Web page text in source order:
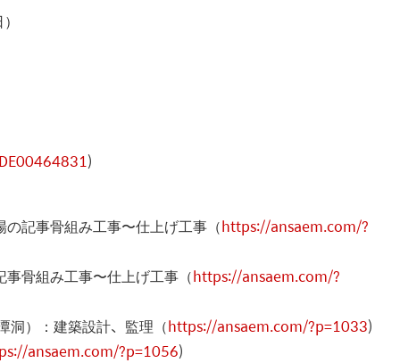
)
記事骨組み工事〜仕上げ工事（https://ansaem.com/?
骨組み工事〜仕上げ工事（https://ansaem.com/?
洞）：建築設計、監理（https://ansaem.com/?p=1033)
ansaem.com/?p=1056)